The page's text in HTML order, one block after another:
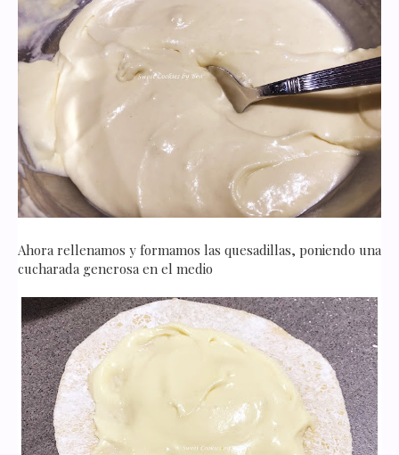
Ahora rellenamos y formamos las quesadillas, poniendo una
cucharada generosa en el medio